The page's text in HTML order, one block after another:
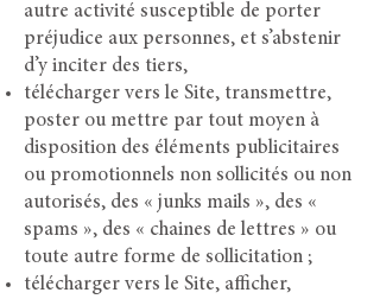
autre activité susceptible de porter
préjudice aux personnes, et s’abstenir
d’y inciter des tiers,
télécharger vers le Site, transmettre,
poster ou mettre par tout moyen à
disposition des éléments publicitaires
ou promotionnels non sollicités ou non
autorisés, des « junks mails », des «
spams », des « chaines de lettres » ou
toute autre forme de sollicitation ;
télécharger vers le Site, afficher,